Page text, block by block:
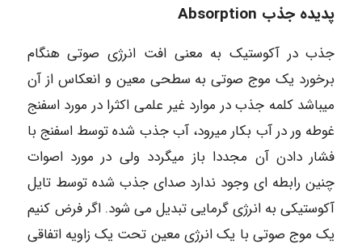
پدیده جذب Absorption
جذب در آکوستیک به معنی افت انرژی صوتی هنگام
برخورد یک موج صوتی به سطحی معین و انعکاس از آن
میباشد کلمه جذب در موارد غیر علمی اکثرا در مورد اسفنج
غوطه ور در آب بکار میرود، آب جذب شده توسط اسفنج با
فشار دادن آن مجددا باز میگردد ولی در مورد اصوات
چنین رابطه ای وجود ندارد صدای جذب شده توسط تایل
آکوستیکی به انرژی گرمایی تبدیل می شود. اگر فرض کنیم
یک موج صوتی با یک انرژی معین تحت یک زاویه اتفاقی